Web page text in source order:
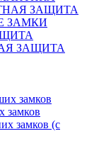
ЗАЩИТА
ЗАМКИ
ЗАЩИТА
замков
замков
замков (с